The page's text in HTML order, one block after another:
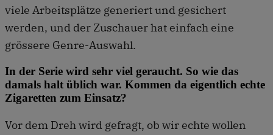
viele Arbeitsplätze generiert und gesichert
werden, und der Zuschauer hat einfach eine
grössere Genre-Auswahl.
In der Serie wird sehr viel geraucht. So wie das
damals halt üblich war. Kommen da eigentlich echte
Zigaretten zum Einsatz?
Vor dem Dreh wird gefragt, ob wir echte wollen